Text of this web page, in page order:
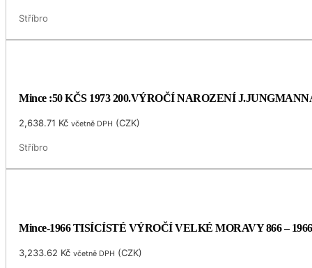
Stříbro
Mince :50 KČS 1973 200.VÝROČÍ NAROZENÍ
2,638.71 Kč včetně DPH (CZK)
Stříbro
Mince-1966 TISÍCÍSTÉ VÝROČÍ VELKÉ MORAVY 866 – 1966
3,233.62 Kč včetně DPH (CZK)